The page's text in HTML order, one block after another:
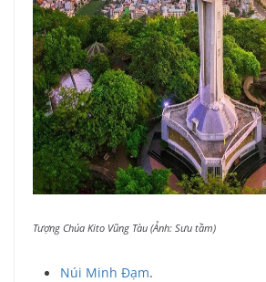
Tượng Chúa Kito Vũng Tàu (Ảnh: Sưu tầm)
Núi Minh Đạm.